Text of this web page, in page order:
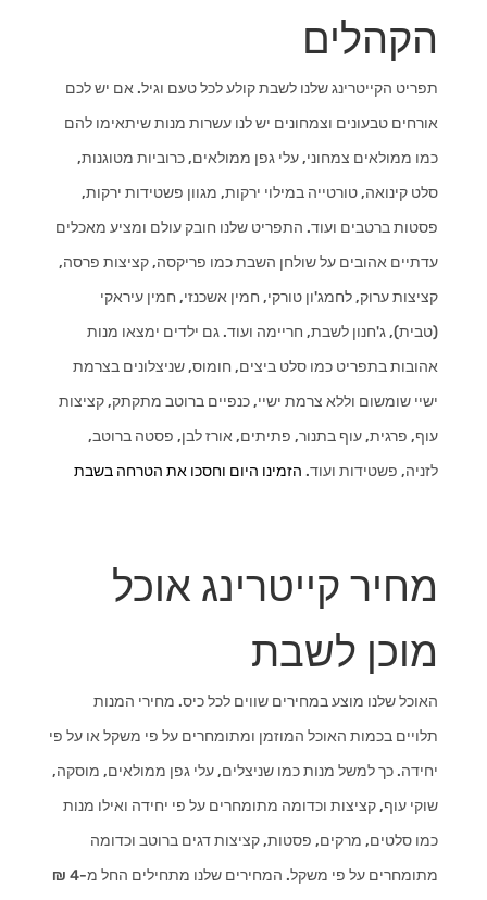
הקהלים
תפריט הקייטרינג שלנו לשבת קולע לכל טעם וגיל. אם יש לכם
אורחים טבעונים וצמחונים יש לנו עשרות מנות שיתאימו להם
כמו ממולאים צמחוני, עלי גפן ממולאים, כרוביות מטוגנות,
סלט קינואה, טורטייה במילוי ירקות, מגוון פשטידות ירקות,
פסטות ברטבים ועוד. התפריט שלנו חובק עולם ומציע מאכלים
עדתיים אהובים על שולחן השבת כמו פריקסה, קציצות פרסה,
קציצות ערוק, לחמג'ון טורקי, חמין אשכנזי, חמין עיראקי
(טבית), ג'חנון לשבת, חריימה ועוד. גם ילדים ימצאו מנות
אהובות בתפריט כמו סלט ביצים, חומוס, שניצלונים בצרמת
ישיי שומשום וללא צרמת ישיי, כנפיים ברוטב מתקתק, קציצות
עוף, פרגית, עוף בתנור, פתיתים, אורז לבן, פסטה ברוטב,
לזניה, פשטידות ועוד. הזמינו היום וחסכו את הטרחה בשבת
מחיר קייטרינג אוכל
מוכן לשבת
האוכל שלנו מוצע במחירים שווים לכל כיס. מחירי המנות
תלויים בכמות האוכל המוזמן ומתומחרים על פי משקל או על פי
יחידה. כך למשל מנות כמו שניצלים, עלי גפן ממולאים, מוסקה,
שוקי עוף, קציצות וכדומה מתומחרים על פי יחידה ואילו מנות
כמו סלטים, מרקים, פסטות, קציצות דגים ברוטב וכדומה
מתומחרים על פי משקל. המחירים שלנו מתחילים החל מ-4 ₪